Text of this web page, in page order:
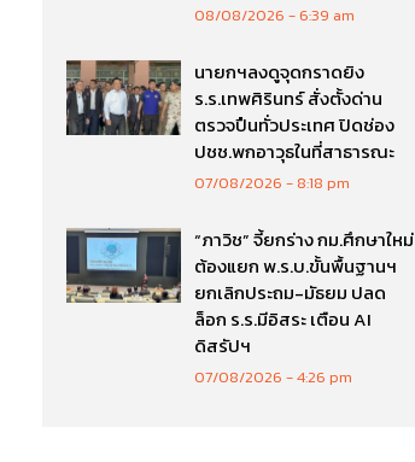
08/08/2026 6:39 am
นายกฯลงดูจุดกราดยิง
ร.ร.เทพศิรินทร์ สั่งตั้งด่าน
ตรวจปืนทั่วประเทศ ปิดช่อง
ปชช.พกอาวุธในที่สาธารณะ
07/08/2026 8:18 pm
“ภาวิช” จี้ยกร่าง กม.ศึกษาใหม่
ต้องแยก พ.ร.บ.ขั้นพื้นฐานฯ
ยกเลิกประถม-มัธยม ปลด
ล็อก ร.ร.มีอิสระ เตือน AI
ดิสรัปฯ
07/08/2026 4:26 pm